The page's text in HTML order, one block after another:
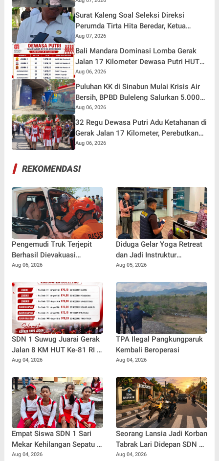
Surat Kaleng Soal Seleksi Direksi
Perumda Tirta Hita Beredar, Ketua
Pansel: Kenapa Tidak Gunakan Masa
Sanggah?
Aug 07, 2026
Bali Mandara Dominasi Lomba Gerak
Jalan 17 Kilometer Dewasa Putri HUT
RI ke-81 di Buleleng
Aug 06, 2026
Puluhan KK di Sinabun Mulai Krisis Air
Bersih, BPBD Buleleng Salurkan 5.000
Liter Air dan Siaga Hadapi Dampak
Kemarau
Aug 06, 2026
32 Regu Dewasa Putri Adu Ketahanan di
Gerak Jalan 17 Kilometer, Perebutkan
Hadiah Rp82,5 Juta pada HUT RI ke-81
Aug 06, 2026
REKOMENDASI
Pengemudi Truk Terjepit
Berhasil Dievakuasi
Selamat, Tim SAR Gunakan
Aug 06, 2026
Diduga Gelar Yoga Retreat
dan Jadi Instruktur
Meditasi, WNA Australia
Singaraja
Aug 05, 2026
SDN 1 Suwug Juarai Gerak
Jalan 8 KM HUT Ke-81 RI di
Buleleng
Aug 04, 2026
TPA Ilegal Pangkungparuk
Kembali Beroperasi
Aug 04, 2026
Empat Siswa SDN 1 Sari
Mekar Kehilangan Sepatu di
Tengah Lomba, Tetap
Aug 04, 2026
Seorang Lansia Jadi Korban
Tabrak Lari Didepan SDN 1
Banyuasri, Polisi Buru
Aug 04, 2026